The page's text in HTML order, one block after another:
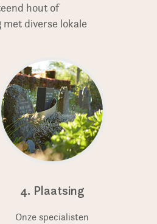
hout of
diverse lokale
4. Plaatsing
Onze specialisten